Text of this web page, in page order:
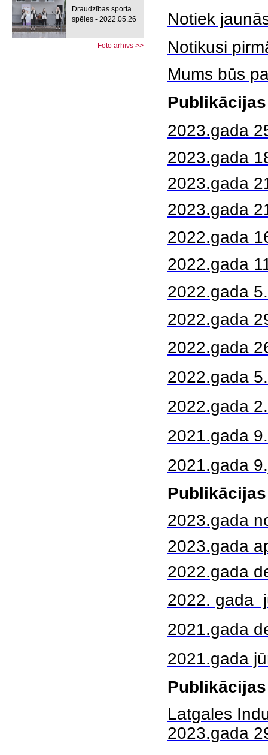
Draudzības sporta
spēles - 2022.05.26
Foto arhīvs >>
Notiek
Notikusi
Mums būs
2023.gada
2023.gada
2023.gada
2023.gada
2022.gada
2022.gada
2022.gada
2022.gada
2022.gada
2022.gada
2022.gada
2021.gada
2021.gada
2023.gada
2023.gada
2022.gada
2022. gada
2021.gada
2021.gada
Latgales
2023.gada